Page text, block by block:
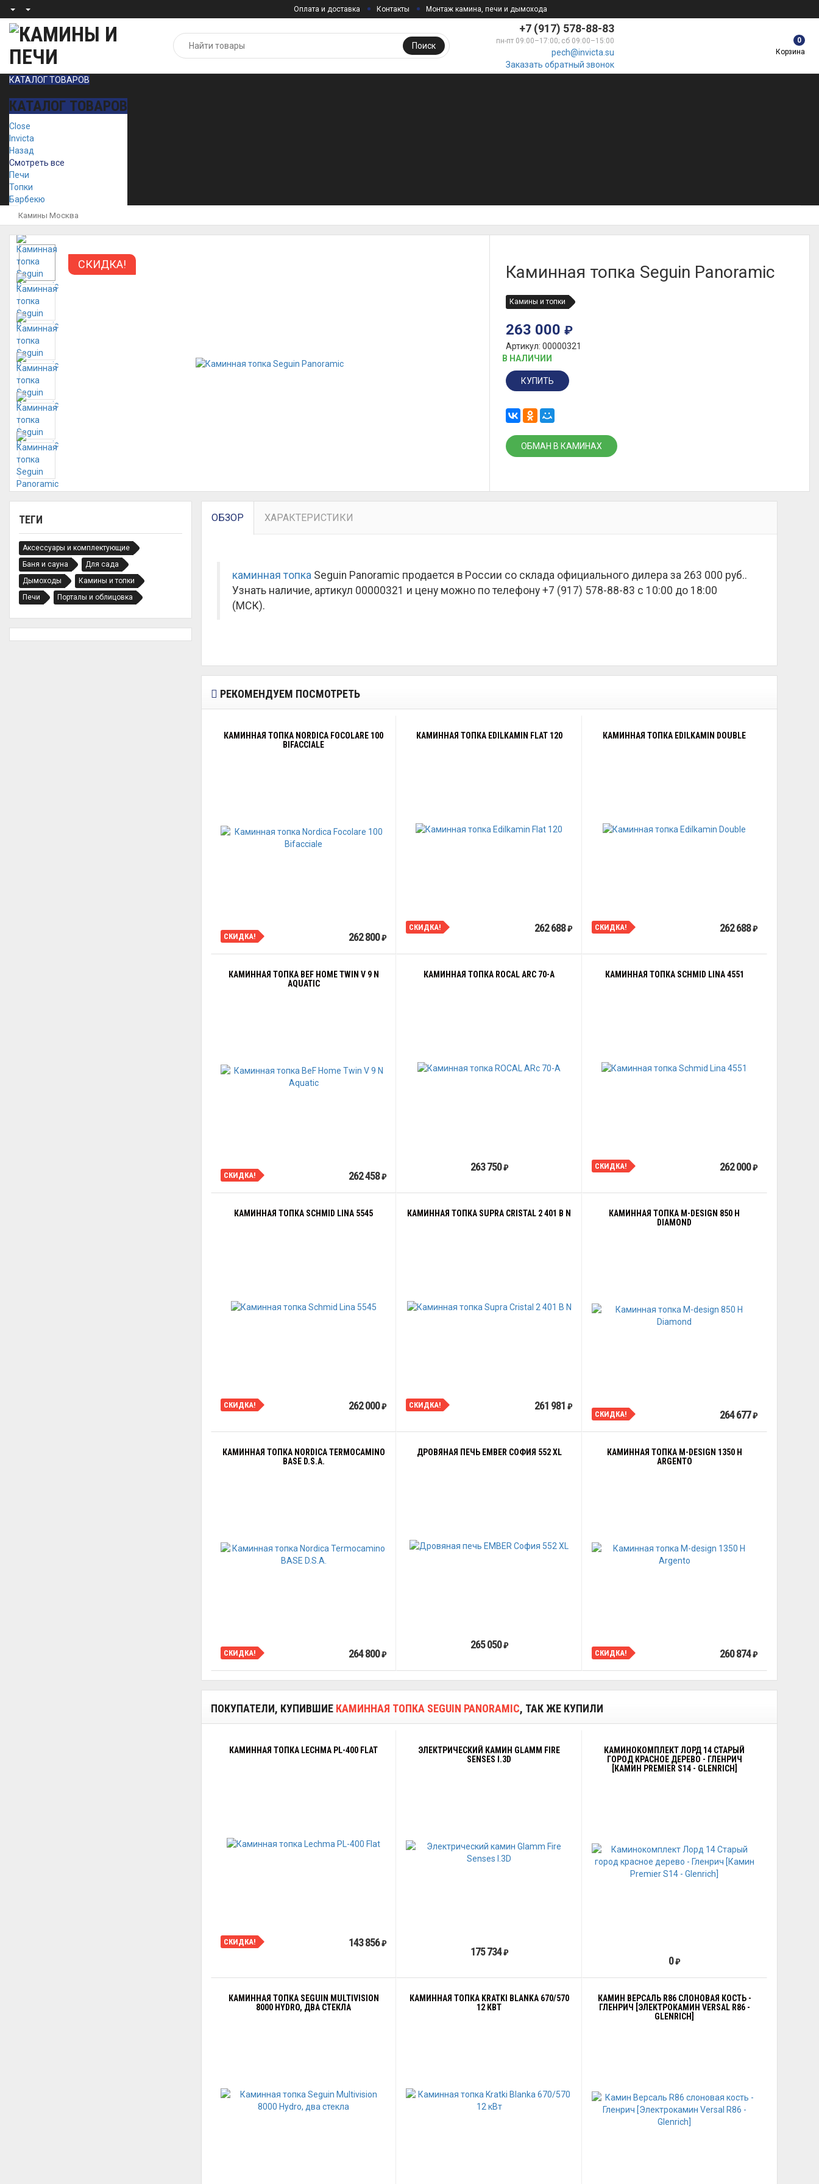
Оплата и доставка Контакты Монтаж камина, печи и дымохода
+7 (917) 578-88-83
пн-пт 09:00–17:00; сб 09:00–15:00
pech@invicta.su
Заказать обратный звонок
Поиск
0
Корзина
КАТАЛОГ ТОВАРОВ
КАТАЛОГ ТОВАРОВ
Close
Invicta
Назад
Смотреть все
Печи
Топки
Барбекю
Камины Москва
СКИДКА! Каминная топка Seguin Panoramic
Камины и топки
263 000₽
Артикул: 00000321
В НАЛИЧИИ
КУПИТЬ
ОБМАН В КАМИНАХ
ТЕГИ
Аксессуары и комплектующие
Баня и сауна
Для сада
Дымоходы
Камины и топки
Печи
Порталы и облицовка
ОБЗОР ХАРАКТЕРИСТИКИ
каминная топка Seguin Panoramic продается в России со склада официального дилера за 263 000 руб..
Узнать наличие, артикул 00000321 и цену можно по телефону +7 (917) 578-88-83 с 10:00 до 18:00
(МСК).
РЕКОМЕНДУЕМ ПОСМОТРЕТЬ
КАМИННАЯ ТОПКА NORDICA FOCOLARE 100
BIFACCIALE
СКИДКА! 262 800₽
КАМИННАЯ ТОПКА EDILKAMIN FLAT 120
СКИДКА! 262 688₽
КАМИННАЯ ТОПКА EDILKAMIN DOUBLE
СКИДКА! 262 688₽
КАМИННАЯ ТОПКА BEF HOME TWIN V 9 N
AQUATIC
СКИДКА! 262 458₽
КАМИННАЯ ТОПКА ROCAL ARC 70-A
263 750₽
КАМИННАЯ ТОПКА SCHMID LINA 4551
СКИДКА! 262 000₽
КАМИННАЯ ТОПКА SCHMID LINA 5545
СКИДКА! 262 000₽
КАМИННАЯ ТОПКА SUPRA CRISTAL 2 401 B N
СКИДКА! 261 981 ₽
КАМИННАЯ ТОПКА M-DESIGN 850 H
DIAMOND
СКИДКА! 264 677₽
КАМИННАЯ ТОПКА NORDICA TERMOCAMINO
BASE D.S.A.
СКИДКА! 264 800₽
ДРОВЯНАЯ ПЕЧЬ EMBER СОФИЯ 552 XL
265 050₽
КАМИННАЯ ТОПКА M-DESIGN 1350 H
ARGENTO
СКИДКА! 260 874₽
ПОКУПАТЕЛИ, КУПИВШИЕ КАМИННАЯ ТОПКА SEGUIN PANORAMIC, ТАК ЖЕ КУПИЛИ
КАМИННАЯ ТОПКА LECHMA PL-400 FLAT
СКИДКА! 143 856₽
ЭЛЕКТРИЧЕСКИЙ КАМИН GLAMM FIRE
SENSES I.3D
175 734₽
КАМИНОКОМПЛЕКТ ЛОРД 14 СТАРЫЙ
ГОРОД КРАСНОЕ ДЕРЕВО - ГЛЕНРИЧ
[КАМИН PREMIER S14 - GLENRICH]
0₽
КАМИННАЯ ТОПКА SEGUIN MULTIVISION
8000 HYDRO, ДВА СТЕКЛА
КАМИННАЯ ТОПКА KRATKI BLANKA 670/570
12 КВТ
КАМИН ВЕРСАЛЬ R86 СЛОНОВАЯ КОСТЬ -
ГЛЕНРИЧ [ЭЛЕКТРОКАМИН VERSAL R86 -
GLENRICH]